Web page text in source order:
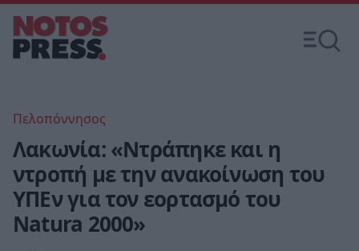
Πελοπόννησος
Λακωνία: «Ντράπηκε και η
ντροπή με την ανακοίνωση του
ΥΠΕν για τον εορτασμό του
Natura 2000»